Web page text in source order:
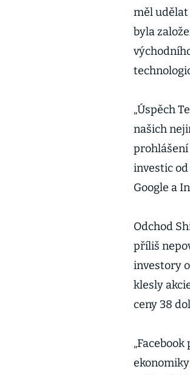
měl udělat
byla
„Úspěch
našich
prohlášení
investic
Google a
Odchod
příliš
investory
klesly
ceny 38